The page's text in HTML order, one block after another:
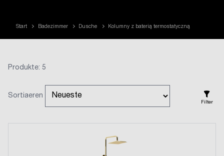
Start Badezimmer Dusche Kolumny z baterią termostatyczną
Produkte: 5
Sortiaeren
Filter